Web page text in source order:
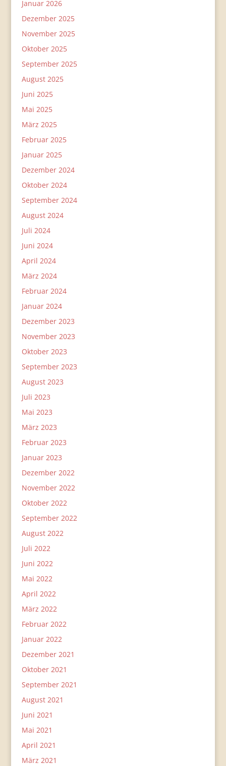
Januar 2026
Dezember 2025
November 2025
Oktober 2025
September 2025
August 2025
Juni 2025
Mai 2025
März 2025
Februar 2025
Januar 2025
Dezember 2024
Oktober 2024
September 2024
August 2024
Juli 2024
Juni 2024
April 2024
März 2024
Februar 2024
Januar 2024
Dezember 2023
November 2023
Oktober 2023
September 2023
August 2023
Juli 2023
Mai 2023
März 2023
Februar 2023
Januar 2023
Dezember 2022
November 2022
Oktober 2022
September 2022
August 2022
Juli 2022
Juni 2022
Mai 2022
April 2022
März 2022
Februar 2022
Januar 2022
Dezember 2021
Oktober 2021
September 2021
August 2021
Juni 2021
Mai 2021
April 2021
März 2021